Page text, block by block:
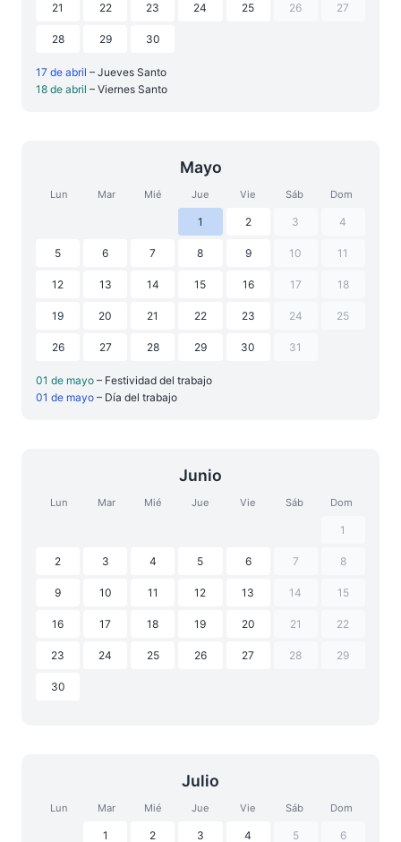
21 22 23 24 25 26 27
28 29 30
17 de abril – Jueves Santo
18 de abril – Viernes Santo
Mayo
Lun Mar Mié Jue Vie Sáb Dom
1 2 3 4
5 6 7 8 9 10 11
12 13 14 15 16 17 18
19 20 21 22 23 24 25
26 27 28 29 30 31
01 de mayo – Festividad del trabajo
01 de mayo – Día del trabajo
Junio
Lun Mar Mié Jue Vie Sáb Dom
1
2 3 4 5 6 7 8
9 10 11 12 13 14 15
16 17 18 19 20 21 22
23 24 25 26 27 28 29
30
Julio
Lun Mar Mié Jue Vie Sáb Dom
1 2 3 4 5 6